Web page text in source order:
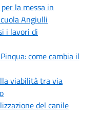
la messa in
Angiulli
i lavori di
come cambia il
viabilità tra via
del canile